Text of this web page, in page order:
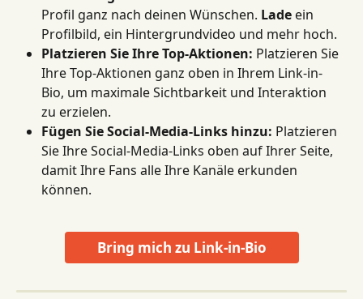
Profil ganz nach deinen Wünschen. Lade ein
Profilbild, ein Hintergrundvideo und mehr hoch.
Platzieren Sie Ihre Top-Aktionen: Platzieren Sie
Ihre Top-Aktionen ganz oben in Ihrem Link-in-
Bio, um maximale Sichtbarkeit und Interaktion
zu erzielen.
Fügen Sie Social-Media-Links hinzu: Platzieren
Sie Ihre Social-Media-Links oben auf Ihrer Seite,
damit Ihre Fans alle Ihre Kanäle erkunden
können.
Bring mich zu Link-in-Bio